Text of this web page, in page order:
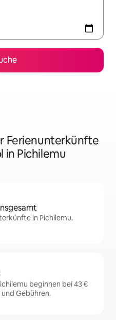
Ferienunterkünfte
in Pichilemu
in Pichilemu.
beginnen bei 43 €
Gebühren.